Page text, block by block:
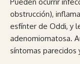
Pueden ocurrir
obstrucción),
esfínter de Oddi, y
adenomiomatosa.
síntomas